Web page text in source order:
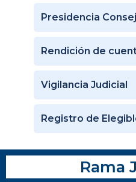
Presidencia
Rendición de
Vigilancia Judicial
Registro de
Rama